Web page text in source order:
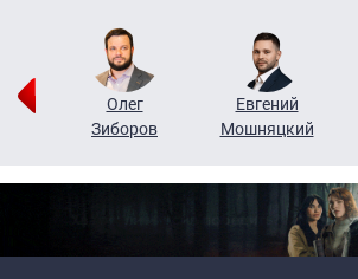
Олег
Зиборов
Евгений
Мошняцкий